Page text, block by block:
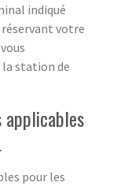
indiqué
votre
station de
applicables
pour les